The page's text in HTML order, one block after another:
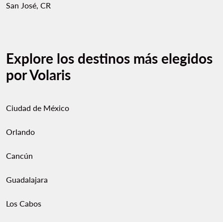
San José, CR
Explore los destinos más elegidos
por Volaris
Ciudad de México
Orlando
Cancún
Guadalajara
Los Cabos